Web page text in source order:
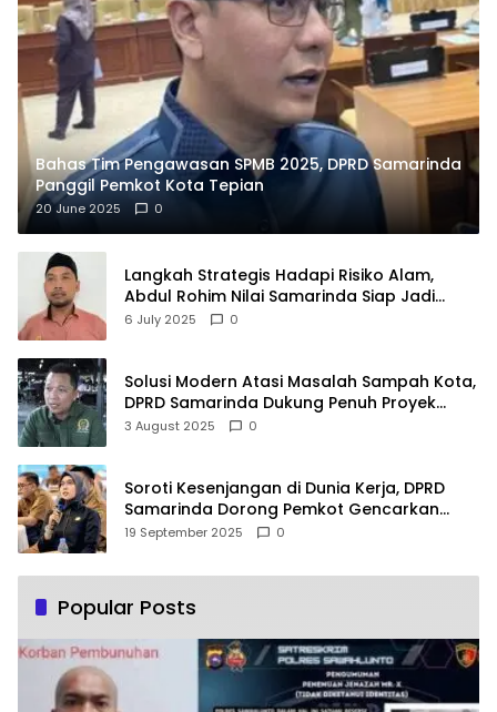
Bahas Tim Pengawasan SPMB 2025, DPRD Samarinda
Panggil Pemkot Kota Tepian
20 June 2025 0
Langkah Strategis Hadapi Risiko Alam,
Abdul Rohim Nilai Samarinda Siap Jadi
Pusat Logistik Bencana Kalimantan
6 July 2025 0
Solusi Modern Atasi Masalah Sampah Kota,
DPRD Samarinda Dukung Penuh Proyek
PLTSA
3 August 2025 0
Soroti Kesenjangan di Dunia Kerja, DPRD
Samarinda Dorong Pemkot Gencarkan
Pemberdayaan Perempuan
19 September 2025 0
Popular Posts